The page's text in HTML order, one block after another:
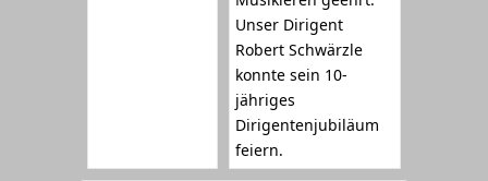
Unser Dirigent
Robert Schwärzle
konnte sein 10-
jähriges
Dirigentenjubiläum
feiern.